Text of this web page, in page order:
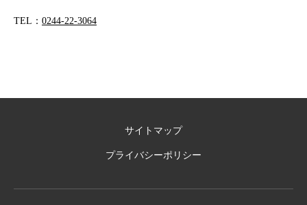
TEL： 0244-22-3064
サイトマップ
プライバシーポリシー